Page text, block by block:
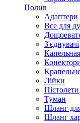
Полив
Адаптери
Все для
З'єднувачі
Лійки
Пістолети
Туман
Шланг
Шланг